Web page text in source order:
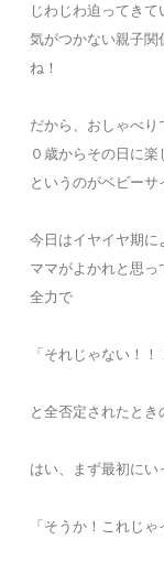
じわじわ迫ってきて
気がつかない親子関
ね！
だから、おしゃべり
０歳からその日に楽
というのがベビーサ
今日はイヤイヤ期に
ママがよかれと思っ
全力で
「それじゃない！！
と全否定されたとき
はい、まず最初にい
「そうか！これじゃ